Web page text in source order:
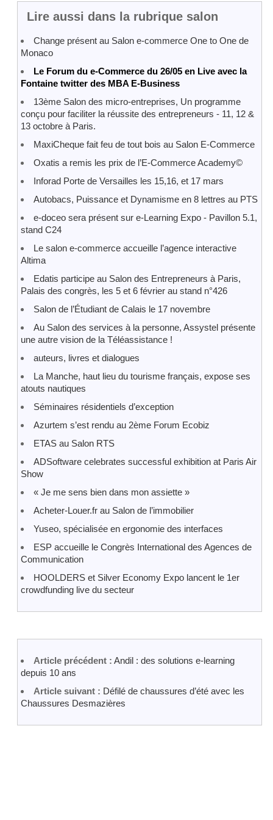
Lire aussi dans la rubrique salon
Change présent au Salon e-commerce One to One de
Monaco
Le Forum du e-Commerce du 26/05 en Live avec la
Fontaine twitter des MBA E-Business
13ème Salon des micro-entreprises, Un programme
conçu pour faciliter la réussite des entrepreneurs - 11, 12 &
13 octobre à Paris.
MaxiCheque fait feu de tout bois au Salon E-Commerce
Oxatis a remis les prix de l’E-Commerce Academy©
Inforad Porte de Versailles les 15,16, et 17 mars
Autobacs, Puissance et Dynamisme en 8 lettres au PTS
e-doceo sera présent sur e-Learning Expo - Pavillon 5.1,
stand C24
Le salon e-commerce accueille l’agence interactive
Altima
Edatis participe au Salon des Entrepreneurs à Paris,
Palais des congrès, les 5 et 6 février au stand n°426
Salon de l’Étudiant de Calais le 17 novembre
Au Salon des services à la personne, Assystel présente
une autre vision de la Téléassistance !
auteurs, livres et dialogues
La Manche, haut lieu du tourisme français, expose ses
atouts nautiques
Séminaires résidentiels d’exception
Azurtem s’est rendu au 2ème Forum Ecobiz
ETAS au Salon RTS
ADSoftware celebrates successful exhibition at Paris Air
Show
« Je me sens bien dans mon assiette »
Acheter-Louer.fr au Salon de l’immobilier
Yuseo, spécialisée en ergonomie des interfaces
ESP accueille le Congrès International des Agences de
Communication
HOOLDERS et Silver Economy Expo lancent le 1er
crowdfunding live du secteur
Article précédent : Andil : des solutions e-learning
depuis 10 ans
Article suivant : Défilé de chaussures d’été avec les
Chaussures Desmazières